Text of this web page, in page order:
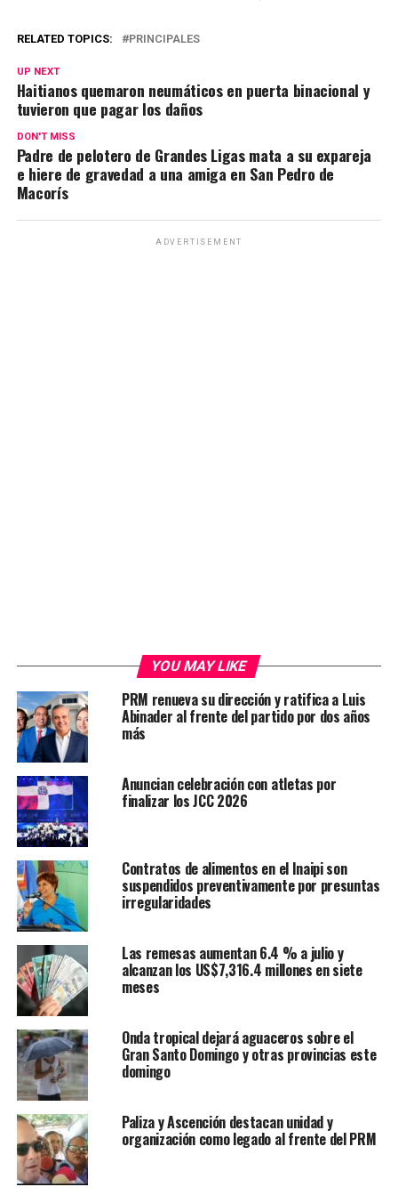
RELATED TOPICS: PRINCIPALES
UP NEXT
Haitianos quemaron neumáticos en puerta binacional y
tuvieron que pagar los daños
DON'T MISS
Padre de pelotero de Grandes Ligas mata a su expareja
e hiere de gravedad a una amiga en San Pedro de
Macorís
ADVERTISEMENT
YOU MAY LIKE
PRM renueva su dirección y ratifica a Luis
Abinader al frente del partido por dos años
más
Anuncian celebración con atletas por
finalizar los JCC 2026
Contratos de alimentos en el Inaipi son
suspendidos preventivamente por presuntas
irregularidades
Las remesas aumentan 6.4 % a julio y
alcanzan los US$7,316.4 millones en siete
meses
Onda tropical dejará aguaceros sobre el
Gran Santo Domingo y otras provincias este
domingo
Paliza y Ascención destacan unidad y
organización como legado al frente del PRM